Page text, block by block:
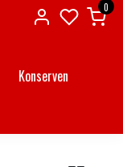
0
Konserven